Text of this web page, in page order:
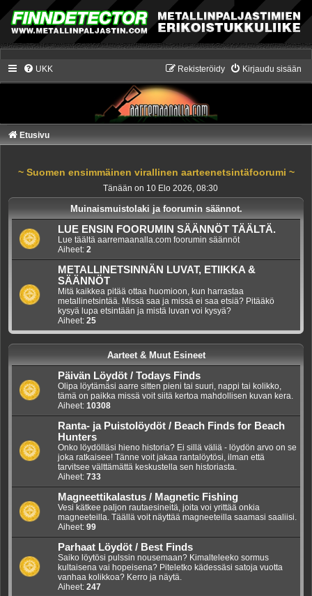
UKK Kirjaudu sisään
Rekisteröidy
Etusivu
~ Suomen ensimmäinen virallinen aarteenetsintäfoorumi ~
Tänään on 10 Elo 2026, 08:30
Muinaismuistolaki ja foorumin säännot.
LUE ENSIN FOORUMIN SÄÄNNÖT TÄÄLTÄ.
Lue täältä aarremaanalla.com foorumin säännöt
Aiheet: 2
METALLINETSINNÄN LUVAT, ETIIKKA &
SÄÄNNÖT
Mitä kaikkea pitää ottaa huomioon, kun harrastaa
metallinetsintää. Missä saa ja missä ei saa etsiä? Pitääkö
kysyä lupa etsintään ja mistä luvan voi kysyä?
Aiheet: 25
Aarteet & Muut Esineet
Päivän Löydöt / Todays Finds
Olipa löytämäsi aarre sitten pieni tai suuri, nappi tai kolikko,
tämä on paikka missä voit siitä kertoa mahdollisen kuvan kera.
Aiheet: 10308
Ranta- ja Puistolöydöt / Beach Finds for Beach
Hunters
Onko löydölläsi hieno historia? Ei sillä väliä - löydön arvo on se
joka ratkaisee! Tänne voit jakaa rantalöytösi, ilman että
tarvitsee välttämättä keskustella sen historiasta.
Aiheet: 733
Magneettikalastus / Magnetic Fishing
Vesi kätkee paljon rautaesineitä, joita voi yrittää onkia
magneeteilla. Täällä voit näyttää magneeteilla saamasi saaliisi.
Aiheet: 99
Parhaat Löydöt / Best Finds
Saiko löytösi pulssin nousemaan? Kimalteleeko sormus
kultaisena vai hopeisena? Piteletko kädessäsi satoja vuotta
vanhaa kolikkoa? Kerro ja näytä.
Aiheet: 247